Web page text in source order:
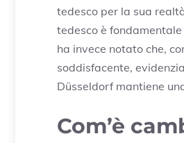
tedesco per la sua
tedesco è
ha invece notato che,
soddisfacente,
Düsseldorf mantiene
Com’è